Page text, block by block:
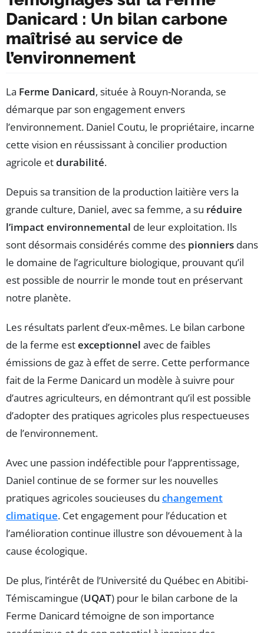
Danicard : Un bilan carbone
maîtrisé au service de
l’environnement
La Ferme Danicard, située à Rouyn-Noranda, se
démarque par son engagement envers
l’environnement. Daniel Coutu, le propriétaire, incarne
cette vision en réussissant à concilier production
agricole etdurabilité.
Depuis sa transition de la production laitière vers la
grande culture, Daniel, avec sa femme, a su réduire
l’impact environnemental de leur exploitation. Ils
sont désormais considérés comme des pionniers dans
le domaine de l’agriculture biologique, prouvant qu’il
est possible de nourrir le monde tout en préservant
notre planète.
Les résultats parlent d’eux-mêmes. Le bilan carbone
de la ferme estexceptionnel avec de faibles
émissions de gaz à effet de serre. Cette performance
fait de la Ferme Danicard un modèle à suivre pour
d’autres agriculteurs, en démontrant qu’il est possible
d’adopter des pratiques agricoles plus respectueuses
de l’environnement.
Avec une passion indéfectible pour l’apprentissage,
Daniel continue de se former sur les nouvelles
pratiques agricoles soucieuses du changement
climatique. Cet engagement pour l’éducation et
l’amélioration continue illustre son dévouement à la
cause écologique.
De plus, l’intérêt de l’Université du Québec en Abitibi-
Témiscamingue (UQAT) pour le bilan carbone de la
Ferme Danicard témoigne de son importance